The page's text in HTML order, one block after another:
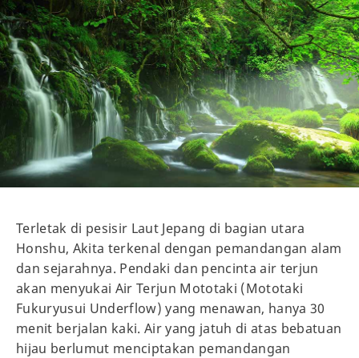
Terletak di pesisir Laut Jepang di bagian utara
Honshu, Akita terkenal dengan pemandangan alam
dan sejarahnya. Pendaki dan pencinta air terjun
akan menyukai Air Terjun Mototaki (Mototaki
Fukuryusui Underflow) yang menawan, hanya 30
menit berjalan kaki. Air yang jatuh di atas bebatuan
hijau berlumut menciptakan pemandangan